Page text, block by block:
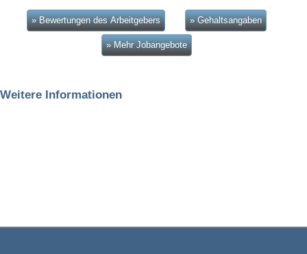
» Bewertungen des Arbeitgebers » Gehaltsangaben
» Mehr Jobangebote
Weitere Informationen